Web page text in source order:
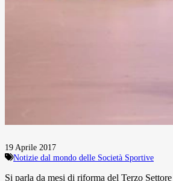
19 Aprile 2017
Notizie dal mondo delle Società Sportive
Si parla da mesi di riforma del Terzo